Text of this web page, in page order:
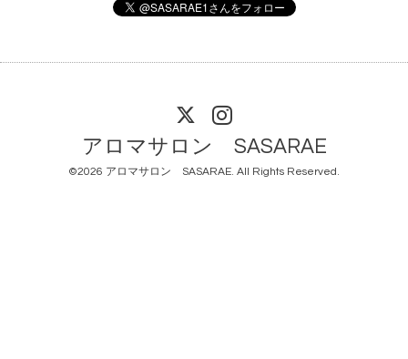
アロマサロン SASARAE
©2026 アロマサロン SASARAE. All Rights Reserved.